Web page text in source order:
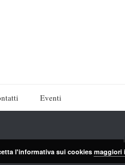
Eventi
l'informativa sui cookies maggiori